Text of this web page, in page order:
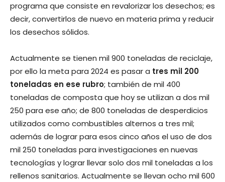
programa que consiste en revalorizar los desechos; es
decir, convertirlos de nuevo en materia prima y reducir
los desechos sólidos.
Actualmente se tienen mil 900 toneladas de reciclaje,
por ello la meta para 2024 es pasar a tres mil 200
toneladas en ese rubro; también de mil 400
toneladas de composta que hoy se utilizan a dos mil
250 para ese año; de 800 toneladas de desperdicios
utilizados como combustibles alternos a tres mil;
además de lograr para esos cinco años el uso de dos
mil 250 toneladas para investigaciones en nuevas
tecnologías y lograr llevar solo dos mil toneladas a los
rellenos sanitarios. Actualmente se llevan ocho mil 600